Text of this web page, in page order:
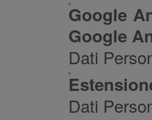
Google
Google
Dati
Dati